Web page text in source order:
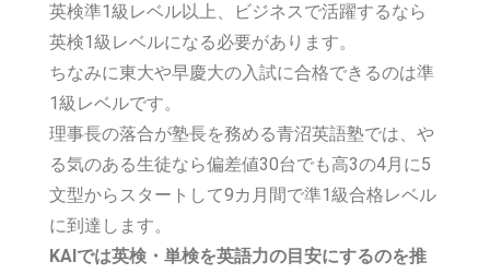
英検準1級レベル以上、ビジネスで活躍するなら
英検1級レベルになる必要があります。
ちなみに東大や早慶大の入試に合格できるのは準
1級レベルです。
理事長の落合が塾長を務める青沼英語塾では、や
る気のある生徒なら偏差値30台でも高3の4月に5
文型からスタートして9カ月間で準1級合格レベル
に到達します。
KAIでは英検・単検を英語力の目安にするのを推